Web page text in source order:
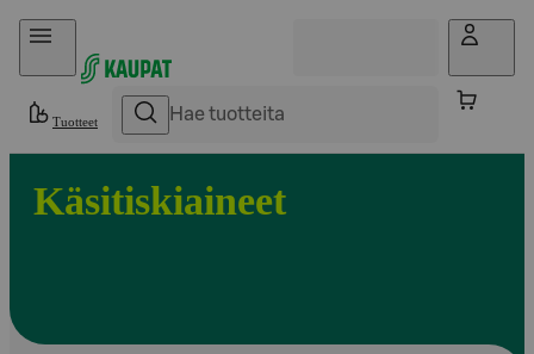
Hyppää sisältöön
Tuotteet
Käsitiskiaineet